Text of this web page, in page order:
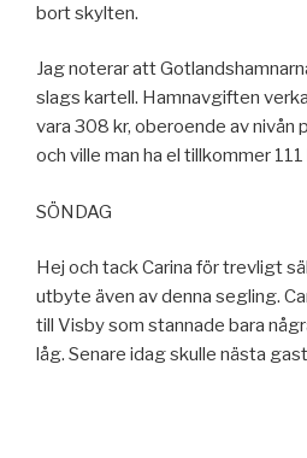
bort skylten.
Jag noterar att
slags kartell. Hamnavgiften
vara 308 kr, oberoende av nivån
och ville man ha el tillkommer 111
SÖNDAG
Hej och tack Carina för trevligt
utbyte även av denna segling.
till Visby som stannade bara
låg. Senare idag skulle nästa